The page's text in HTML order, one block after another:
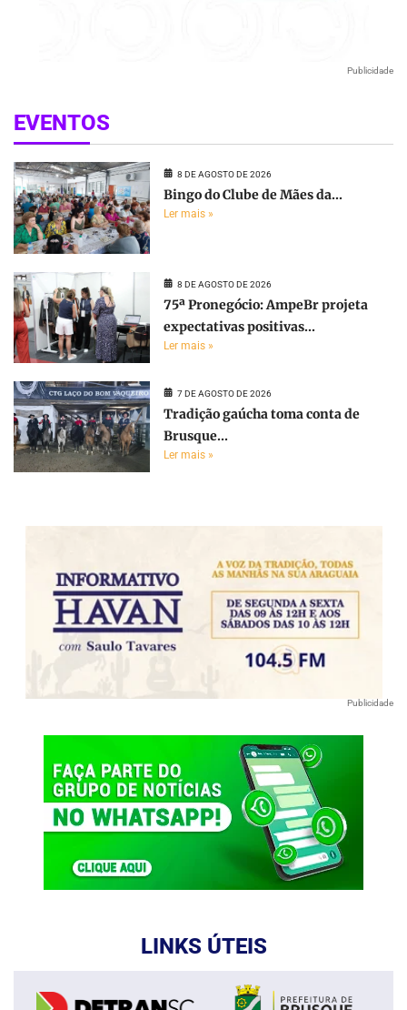
Publicidade
EVENTOS
8 DE AGOSTO DE 2026
Bingo do Clube de Mães da...
Ler mais »
8 DE AGOSTO DE 2026
75ª Pronegócio: AmpeBr projeta
expectativas positivas...
Ler mais »
7 DE AGOSTO DE 2026
Tradição gaúcha toma conta de
Brusque...
Ler mais »
Publicidade
LINKS ÚTEIS